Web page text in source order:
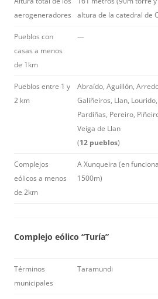
aerogeneradores
altura de la catedral de
Pueblos con
casas a menos
de 1km
—
Pueblos entre 1 y
2 km
Abraído, Aguillón,
Galiñeiros, Llan,
Pardiñas, Pereiro,
Veiga de Llan
(12 pueblos)
Complejos
eólicos a menos
de 2km
A Xunqueira (en
1500m)
Complejo eólico “Turía”
Términos
municipales
Taramundi